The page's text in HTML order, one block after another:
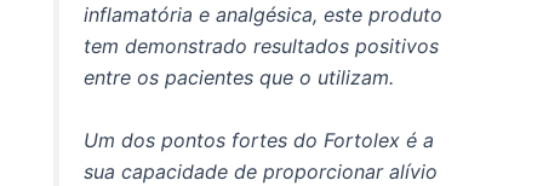
inflamatória e analgésica, este produto
tem demonstrado resultados positivos
entre os pacientes que o utilizam.
Um dos pontos fortes do Fortolex é a
sua capacidade de proporcionar alívio